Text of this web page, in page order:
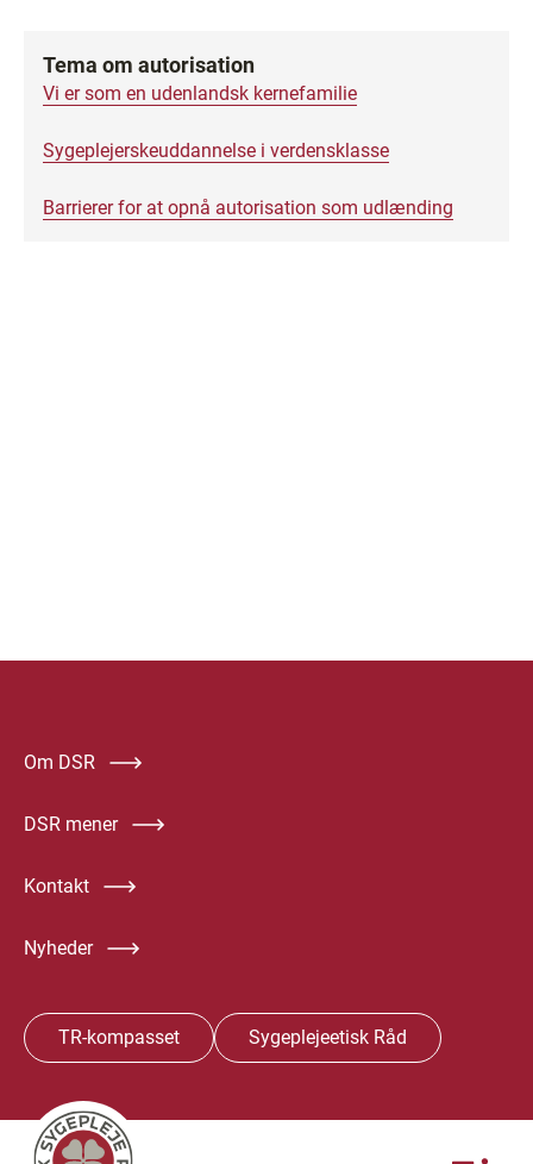
Tema om autorisation
Vi er som en udenlandsk kernefamilie
Sygeplejerskeuddannelse i verdensklasse
Barrierer for at opnå autorisation som udlænding
Om DSR
DSR mener
Kontakt
Nyheder
TR-kompasset Sygeplejeetisk Råd